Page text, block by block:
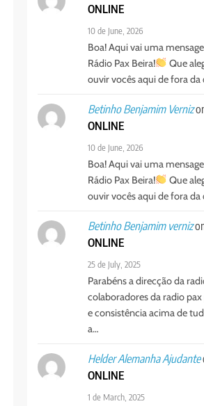
ONLINE
10 de June, 2026
Boa! Aqui vai uma
Rádio Pax Beira!
Que
ouvir vocês aqui de fora da
Betinho Benjamim Verniz
ONLINE
10 de June, 2026
Boa! Aqui vai uma
Rádio Pax Beira!
Que
ouvir vocês aqui de fora da
Betinho Benjamim verniz
ONLINE
25 de July, 2025
Parabéns a direcção da
colaboradores da radio
e consistência acima de
a…
Helder Alemanha Ajudante
ONLINE
1 de March, 2025